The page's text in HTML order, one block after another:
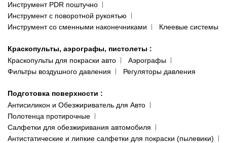
Инструмент PDR поштучно
Инструмент с поворотной рукоятью
Инструмент со сменными наконечниками
Клеевые системы
Краскопульты, аэрографы, пистолеты :
Краскопульты для покраски авто
Аэрографы
Фильтры воздушного давления
Регуляторы давления
Подготовка поверхности :
Антисиликон и Обезжириватель для Авто
Полотенца протирочные
Салфетки для обезжиривания автомобиля
Антистатические и липкие салфетки для покраски (пылевики)